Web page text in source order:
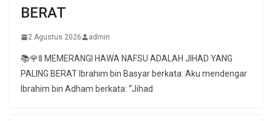
BERAT
2 Agustus 2026 admin
📚🌹🚦 MEMERANGI HAWA NAFSU ADALAH JIHAD YANG
PALING BERAT Ibrahim bin Basyar berkata: Aku mendengar
Ibrahim bin Adham berkata: “Jihad